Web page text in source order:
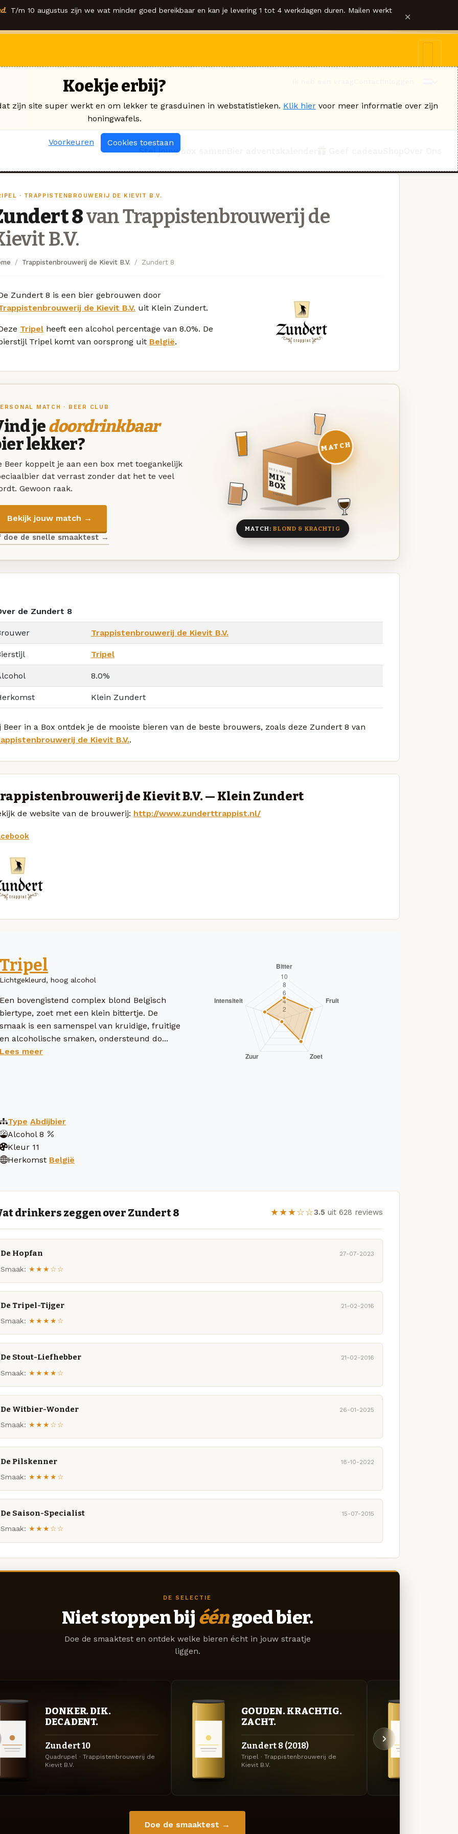
T/m 10 augustus zijn we wat minder goed bereikbaar en kan je levering 1 tot 4 werkdagen duren. Mailen werkt ×
Stel jouw box samen
· TRAPPISTENBROUWERIJ DE KIEVIT B.V.
8van Trappistenbrouwerij de
B.V.
Trappistenbrouwerij de Kievit B.V. Zundert 8
Zundert 8 is een bier gebrouwen door
de Kievit B.V. uit Klein Zundert.
Tripel heeft een alcohol percentage van 8.0%. De
Tripel komt van oorsprong uit België.
MATCH · BEER CLUB
jedoordrinkbaar
lekker?
Beer koppelt je aan een box met toegankelijk
dat verrast zonder dat het te veel
Gewoon raak.
Bekijk jouw match →
doe de snelle smaaktest →
DEZE MAAND
MIX
BOX
8 BIEREN
MATCH
MATCH:BLOND & KRACHTIG
de Zundert 8
Trappistenbrouwerij de Kievit B.V.
Tripel
8.0%
Klein Zundert
Beer in a Box ontdek je de mooiste bieren van de beste brouwers, zoals deze Zundert 8 van
de Kievit B.V..
de Kievit B.V. — Klein Zundert
de website van de brouwerij: http://www.zunderttrappist.nl/
Tripel
Lichtgekleurd, hoog alcohol
Een bovengistend complex blond Belgisch
biertype, zoet met een klein bittertje. De
smaak is een samenspel van kruidige, fruitige
en alcoholische smaken, ondersteund do...
Lees meer
Type Abdijbier
Alcohol 8
Kleur 11
Herkomst België
drinkers zeggen over Zundert 8 ★★★☆☆3.5 uit 628 reviews
De Hopfan 27-07-2023
Smaak: ★★★☆☆
De Tripel-Tijger 21-02-2016
Smaak: ★★★★☆
De Stout-Liefhebber 21-02-2016
Smaak: ★★★★☆
De Witbier-Wonder 26-01-2025
Smaak: ★★★☆☆
De Pilskenner 18-10-2022
Smaak: ★★★★☆
De Saison-Specialist 15-07-2015
Smaak: ★★★☆☆
DE SELECTIE
Niet stoppen bij ééngoed bier.
Doe de smaaktest en ontdek welke bieren écht in jouw straatje
liggen.
DONKER. DIK.
DECADENT.
Zundert 10
Quadrupel · Trappistenbrouwerij de
Kievit B.V.
GOUDEN. KRACHTIG.
ZACHT.
Zundert 8 (2018)
Tripel · Trappistenbrouwerij de
Kievit B.V.
Doe de smaaktest →
Koekje erbij?
zijn site super werkt en om lekker te grasduinen in webstatistieken. Klik hier voor meer informatie over zijn
honingwafels.
Voorkeuren Cookies toestaan